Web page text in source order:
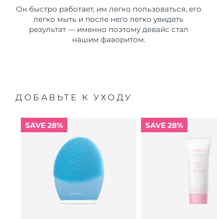
Он быстро работает, им легко пользоваться, его
легко мыть и после него легко увидеть
результат — именно поэтому девайс стал
нашим фаворитом.
ДОБАВЬТЕ К УХОДУ
SAVE 28% SAVE 28%